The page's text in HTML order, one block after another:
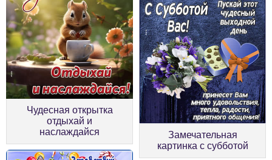
Чудесная открытка
отдыхай и
наслаждайся
Замечательная
картинка с субботой